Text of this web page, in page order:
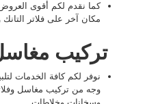
كما نقدم لكم أقوى
مكان آخر على فلاتر التانك
تركيب
نوفر لكم كافة الخدمات
وجه من تركيب مغاسل